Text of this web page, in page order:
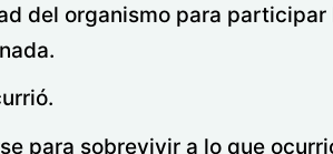
del organismo para
para sobrevivir a lo que